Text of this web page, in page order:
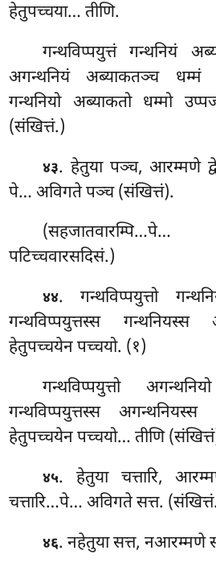
हेतुपच्चया… तीणि.
गन्थविप्पयुत्तं गन्थनियं
अगन्थनियं अब्याकतञ्च धम्मं
गन्थनियो अब्याकतो धम्मो
(संखित्तं.)
४३. हेतुया पञ्च, आरम्मणे
पे… अविगते पञ्च (संखित्तं).
पटिच्चवारसदिसं.)
४४. गन्थविप्पयुत्तो
गन्थविप्पयुत्तस्स
हेतुपच्चयेन पच्चयो. (१)
गन्थविप्पयुत्तो
गन्थविप्पयुत्तस्स
हेतुपच्चयेन पच्चयो… तीणि
४५. हेतुया चत्तारि,
चत्तारि…पे… अविगते सत्त.
४६. नहेतुयासत्त, नआरम्मणे